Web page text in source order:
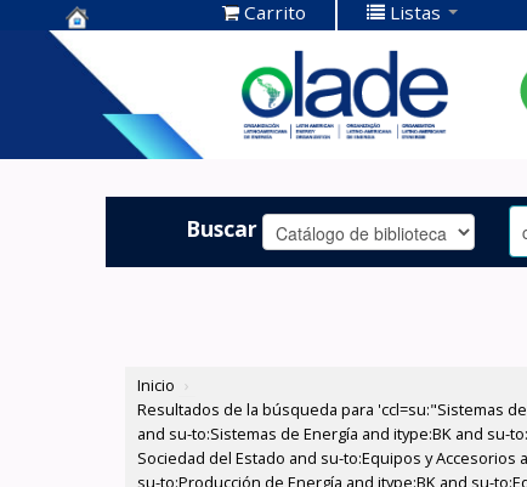
Centro de
Documentación
OLADE -
Carrito Listas
Buscar
Inicio ›
Resultados de la búsqueda para 'ccl=su:"Sistemas
and su-to:Sistemas de Energía and itype:BK and su-
Sociedad del Estado and su-to:Equipos y Accesorios
su-to:Producción de Energía and itype:BK and su-